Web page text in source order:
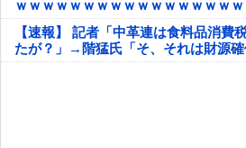
ｗｗｗｗｗｗｗｗｗｗｗｗｗｗｗｗ
ｗｗｗｗｗ
【速報】 記者「中革連は食料品消費
たが？」→階猛氏「そ、それは財源確